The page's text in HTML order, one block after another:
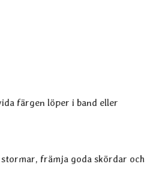
färgen löper i band eller
främja goda skördar och